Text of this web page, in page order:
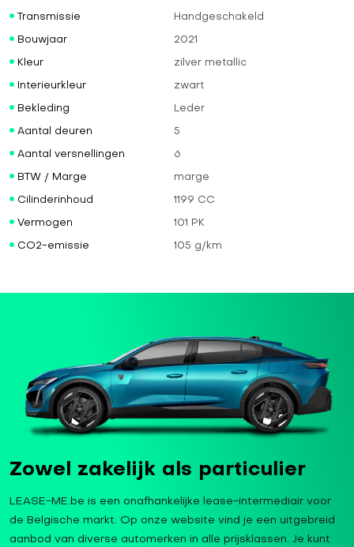
Transmissie Handgeschakeld
Bouwjaar 2021
Kleur zilver metallic
Interieurkleur zwart
Bekleding Leder
Aantal deuren 5
Aantal versnellingen 6
BTW / Marge marge
Cilinderinhoud 1199 CC
Vermogen 101 PK
CO2-emissie 105 g/km
Zowel zakelijk als particulier
LEASE-ME.be is een onafhankelijke lease-intermediair voor
de Belgische markt. Op onze website vind je een uitgebreid
aanbod van diverse automerken in alle prijsklassen. Je kunt